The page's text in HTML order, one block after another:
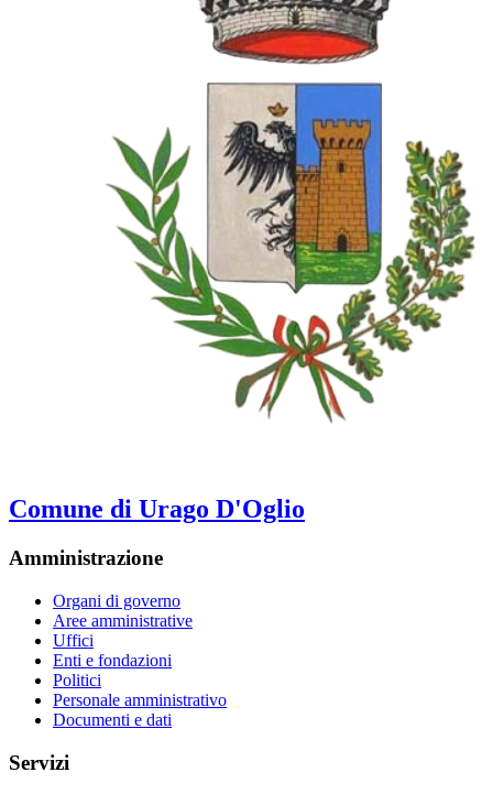
Comune di Urago D'Oglio
Amministrazione
Organi di governo
Aree amministrative
Uffici
Enti e fondazioni
Politici
Personale amministrativo
Documenti e dati
Servizi